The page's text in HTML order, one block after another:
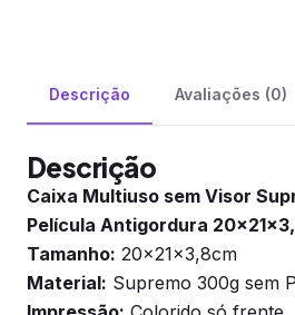
Descrição Avaliações (0)
Descrição
Caixa Multiuso sem Visor
Película Antigordura
Tamanho: 20x21x3,8cm
Material: Supremo 300g sem